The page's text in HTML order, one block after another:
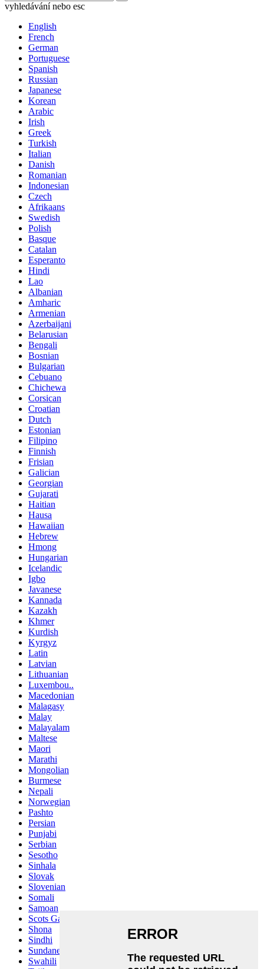
vyhledávání nebo esc
English
French
German
Portuguese
Spanish
Russian
Japanese
Korean
Arabic
Irish
Greek
Turkish
Italian
Danish
Romanian
Indonesian
Czech
Afrikaans
Swedish
Polish
Basque
Catalan
Esperanto
Hindi
Lao
Albanian
Amharic
Armenian
Azerbaijani
Belarusian
Bengali
Bosnian
Bulgarian
Cebuano
Chichewa
Corsican
Croatian
Dutch
Estonian
Filipino
Finnish
Frisian
Galician
Georgian
Gujarati
Haitian
Hausa
Hawaiian
Hebrew
Hmong
Hungarian
Icelandic
Igbo
Javanese
Kannada
Kazakh
Khmer
Kurdish
Kyrgyz
Latin
Latvian
Lithuanian
Luxembou..
Macedonian
Malagasy
Malay
Malayalam
Maltese
Maori
Marathi
Mongolian
Burmese
Nepali
Norwegian
Pashto
Persian
Punjabi
Serbian
Sesotho
Sinhala
Slovak
Slovenian
Somali
Samoan
Scots Gaelic
Shona
Sindhi
Sundanese
Swahili